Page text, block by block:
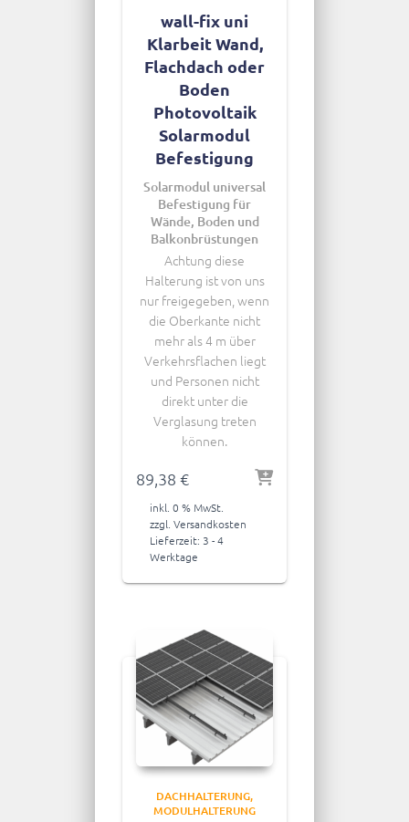
wall-fix uni
Klarbeit Wand,
Flachdach oder
Boden
Photovoltaik
Solarmodul
Befestigung
Solarmodul universal
Befestigung für
Wände, Boden und
Balkonbrüstungen
Achtung diese
Halterung ist von uns
nur freigegeben, wenn
die Oberkante nicht
mehr als 4 m über
Verkehrsflachen liegt
und Personen nicht
direkt unter die
Verglasung treten
können.
89,38 €
inkl. 0 % MwSt.
zzgl. Versandkosten
Lieferzeit: 3 - 4
Werktage
DACHHALTERUNG
MODULHALTERUNG